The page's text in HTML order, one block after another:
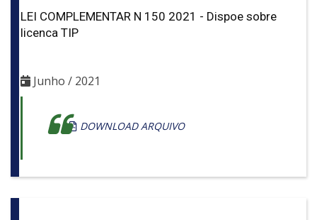
LEI COMPLEMENTAR N 150 2021 - Dispoe sobre
licenca TIP
Junho / 2021
DOWNLOAD ARQUIVO